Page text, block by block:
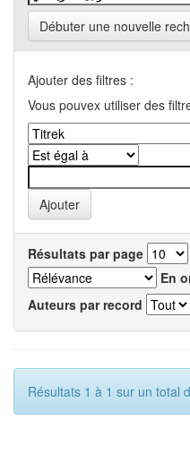
Débuter une nouvelle
Ajouter des filtres :
Vous pouvex utiliser des
Résultats par page
En
Auteurs par record
Résultats 1 à 1 sur un total